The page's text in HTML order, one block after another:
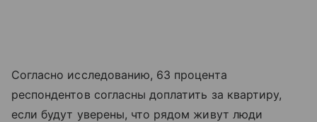
Согласно исследованию, 63 процента
респондентов согласны доплатить за квартиру,
если будут уверены, что рядом живут люди